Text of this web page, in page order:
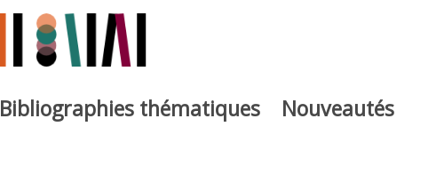
Bibliographies thématiques Nouveautés